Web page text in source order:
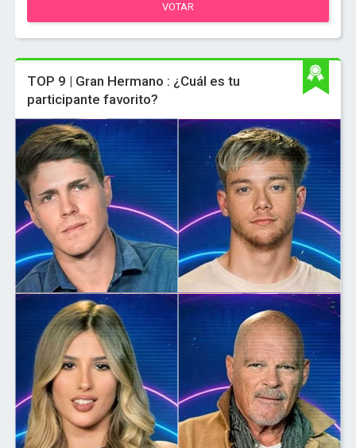
VOTAR
TOP 9 | Gran Hermano : ¿Cuál es tu
participante favorito?